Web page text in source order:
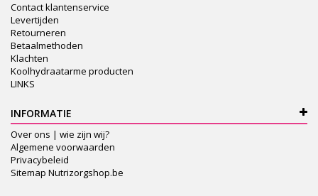
Contact klantenservice
Levertijden
Retourneren
Betaalmethoden
Klachten
Koolhydraatarme producten
LINKS
INFORMATIE
Over ons | wie zijn wij?
Algemene voorwaarden
Privacybeleid
Sitemap Nutrizorgshop.be